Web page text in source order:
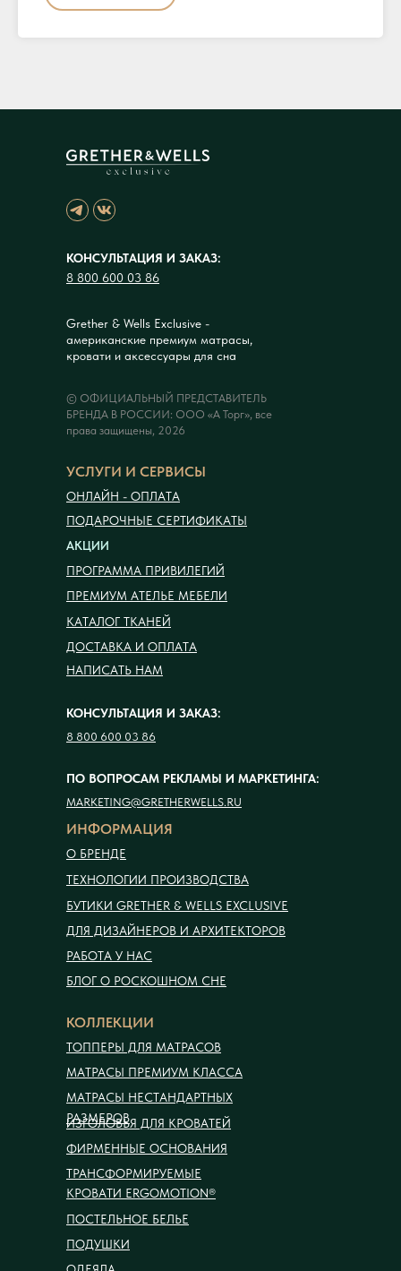
ИНФОРМАЦИЯ
О БРЕНДЕ
ТЕХНОЛОГИИ ПРОИЗВОДСТВА
БУТИКИ GRETHER & WELLS EXCLUSIVE
ДЛЯ ДИЗАЙНЕРОВ И АРХИТЕКТОРОВ
РАБОТА У НАС
БЛОГ О РОСКОШНОМ СНЕ
КОЛЛЕКЦИИ
ТОППЕРЫ ДЛЯ МАТРАСОВ
МАТРАСЫ ПРЕМИУМ КЛАССА
МАТРАСЫ НЕСТАНДАРТНЫХ
РАЗМЕРОВ
ИЗГОЛОВЬЯ ДЛЯ КРОВАТЕЙ
ФИРМЕННЫЕ ОСНОВАНИЯ
ТРАНСФОРМИРУЕМЫЕ
КРОВАТИ ERGOMOTION®
ПОСТЕЛЬНОЕ БЕЛЬЕ
ПОДУШКИ
КОНСУЛЬТАЦИЯ И ЗАКАЗ:
8 800 600 03 86
Grether & Wells Exclusive -
американские премиум матрасы,
кровати и аксессуары для сна
© ОФИЦИАЛЬНЫЙ ПРЕДСТАВИТЕЛЬ
БРЕНДА В РОССИИ: ООО «А Торг», все
права защищены, 2026
УСЛУГИ И СЕРВИСЫ
КОНСУЛЬТАЦИЯ И ЗАКАЗ:
8 800 600 03 86
АКЦИИ
ОНЛАЙН - ОПЛАТА
ПОДАРОЧНЫЕ СЕРТИФИКАТЫ
ПРОГРАММА ПРИВИЛЕГИЙ
ПРЕМИУМ АТЕЛЬЕ МЕБЕЛИ
КАТАЛОГ ТКАНЕЙ
ДОСТАВКА И ОПЛАТА
ПО ВОПРОСАМ РЕКЛАМЫ И МАРКЕТИНГА:
MARKETING@GRETHERWELLS.RU
НАПИСАТЬ НАМ